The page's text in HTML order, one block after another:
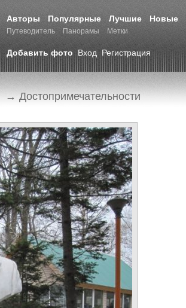
Авторы Популярные Лучшие Новые
Путеводитель Панорамы Метки
Добавить фото Вход Регистрация
→ Достопримечательности